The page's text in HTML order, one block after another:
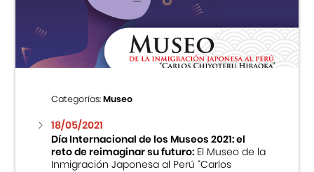
Centro Cultural Peruano Japonés
Cursos
Museo de la Inmigración Japonesa
Fondo Editorial
Teatro Peruano Japonés
Categorías:Museo
18/05/2021
Día Internacional de los Museos 2021: el
reto de reimaginar su futuro:El Museo de la
Inmigración Japonesa al Perú “Carlos